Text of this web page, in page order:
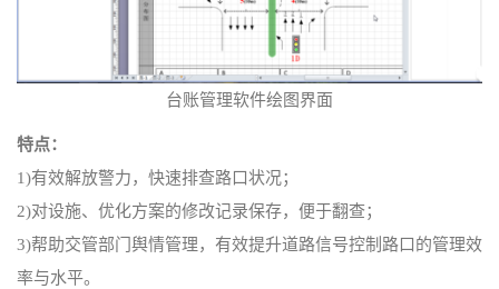
台账管理软件绘图界面
特点：
1)有效解放警力，快速排查路口状况；
2)对设施、优化方案的修改记录保存，便于翻查；
3)帮助交管部门舆情管理，有效提升道路信号控制路口的管理效
率与水平。